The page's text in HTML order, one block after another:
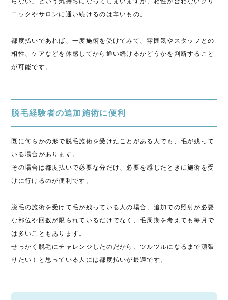
ニックやサロンに通い続けるのは辛いもの。
都度払いであれば、一度施術を受けてみて、雰囲気やスタッフとの
相性、ケアなどを体感してから通い続けるかどうかを判断すること
が可能です。
脱毛経験者の追加施術に便利
既に何らかの形で脱毛施術を受けたことがある人でも、毛が残って
いる場合があります。
その場合は都度払いで必要な分だけ、必要を感じたときに施術を受
けに行けるのが便利です。
脱毛の施術を受けて毛が残っている人の場合、追加での照射が必要
な部位や回数が限られているだけでなく、毛周期を考えても毎月で
は多いこともあります。
せっかく脱毛にチャレンジしたのだから、ツルツルになるまで頑張
りたい！と思っている人には都度払いが最適です。